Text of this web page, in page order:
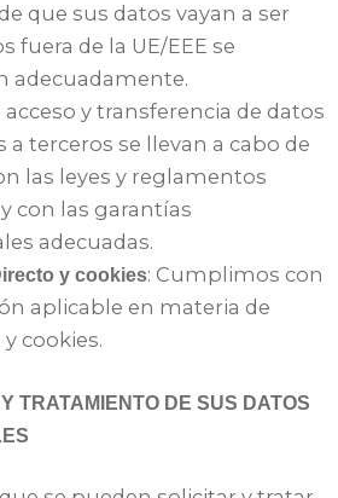
que sus datos vayan a ser
fuera de la UE/EEE se
adecuadamente.
acceso y transferencia de datos
a terceros se llevan a cabo de
las leyes y reglamentos
con las garantías
adecuadas.
y cookies: Cumplimos con
aplicable en materia de
cookies.
TRATAMIENTO DE SUS DATOS